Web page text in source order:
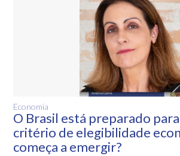
Economia
O Brasil está preparado
critério de elegibilidade
começa a emergir?